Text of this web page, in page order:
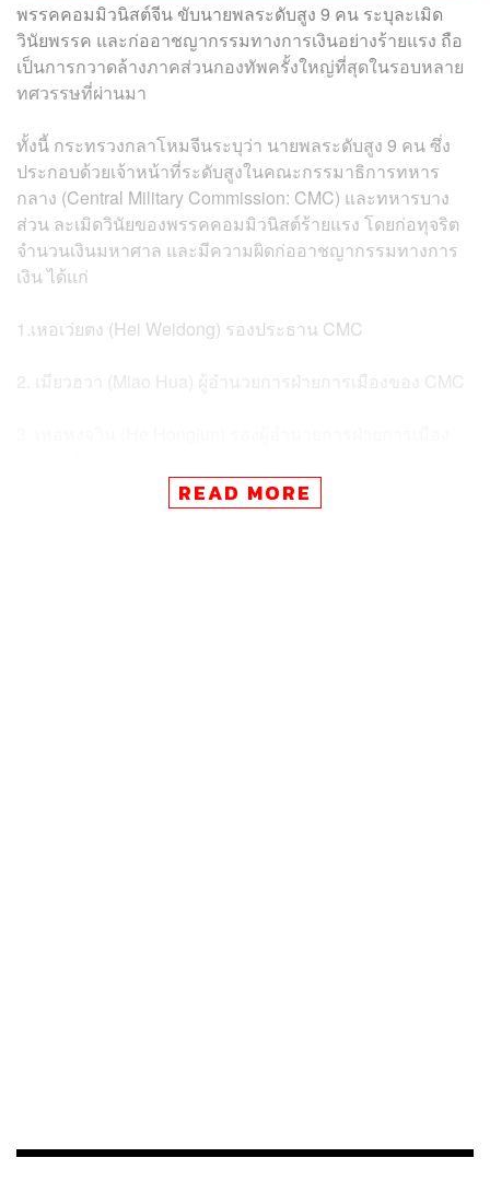
พรรคคอมมิวนิสต์จีน ขับนายพลระดับสูง 9 คน ระบุละเมิด
วินัยพรรค และก่ออาชญากรรมทางการเงินอย่างร้ายแรง ถือ
เป็นการกวาดล้างภาคส่วนกองทัพครั้งใหญ่ที่สุดในรอบหลาย
ทศวรรษที่ผ่านมา
ทั้งนี้ กระทรวงกลาโหมจีนระบุว่า นายพลระดับสูง 9 คน ซึ่ง
ประกอบด้วยเจ้าหน้าที่ระดับสูงในคณะกรรมาธิการทหาร
กลาง (Central Military Commission: CMC) และทหารบาง
ส่วน ละเมิดวินัยของพรรคคอมมิวนิสต์ร้ายแรง โดยก่อทุจริต
จำนวนเงินมหาศาล และมีความผิดก่ออาชญากรรมทางการ
เงิน ได้แก่
1.เหอเว่ยตง (Hei Weidong) รองประธาน CMC
2. เมียวฮวา (Miao Hua) ผู้อำนวยการฝ่ายการเมืองของ CMC
4. หวังซิวปิน (Wang Xiubin) รองผู้อำนวยการฝ่ายปฏิบัติการ
READ MORE